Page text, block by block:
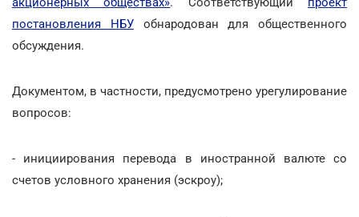
постановления НБУобнародован для общественного
обсуждения.
Документом, в частности, предусмотрено урегулирование
вопросов:
- инициирования перевода в иностранной валюте со
счетов условного хранения (эскроу);